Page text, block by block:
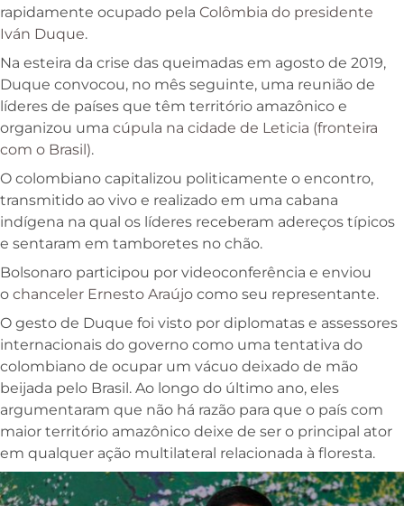
rapidamente ocupado pela Colômbia do presidente
Iván Duque.
Na esteira da crise das queimadas em agosto de 2019,
Duque convocou, no mês seguinte, uma reunião de
líderes de países que têm território amazônico e
organizou uma cúpula na cidade de Leticia (fronteira
com o Brasil).
O colombiano capitalizou politicamente o encontro,
transmitido ao vivo e realizado em uma cabana
indígena na qual os líderes receberam adereços típicos
e sentaram em tamboretes no chão.
Bolsonaro participou por videoconferência e enviou
o chanceler Ernesto Araújo como seu representante.
O gesto de Duque foi visto por diplomatas e assessores
internacionais do governo como uma tentativa do
colombiano de ocupar um vácuo deixado de mão
beijada pelo Brasil. Ao longo do último ano, eles
argumentaram que não há razão para que o país com
maior território amazônico deixe de ser o principal ator
em qualquer ação multilateral relacionada à floresta.